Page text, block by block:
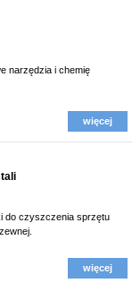
narzędzia i chemię
więcej
do czyszczenia sprzętu
więcej